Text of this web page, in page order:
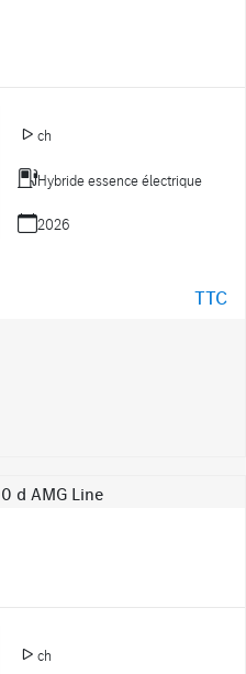
ch
Hybride essence électrique
2026
TTC
ch